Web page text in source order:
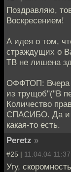
Поздравляю,
Воскресением!
А идея о том,
страждущих о
ТВ не лишена
ОФФТОП: Вчера
из трущоб"("В
Количество
СПАСИБО. Да и
какая-то есть.
Peretz »
#25 | 11.04.04 11:37
Угу,